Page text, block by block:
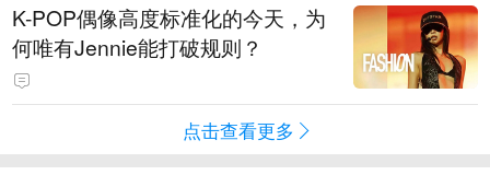
K-POP偶像高度标准化的今天，为
何唯有Jennie能打破规则？
点击查看更多